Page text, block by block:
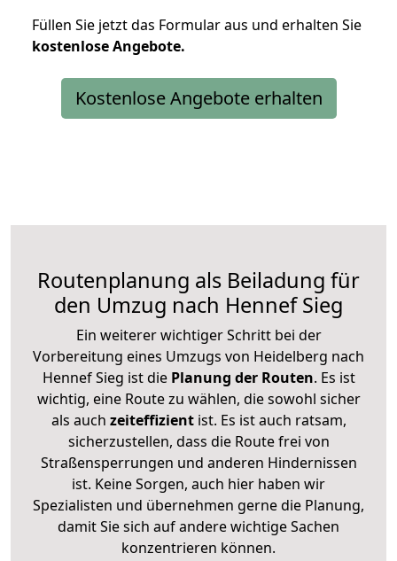
Füllen Sie jetzt das Formular aus und erhalten Sie
kostenloseAngebote.
Kostenlose Angebote erhalten
Routenplanung als Beiladung für
den Umzug nach Hennef Sieg
Ein weiterer wichtiger Schritt bei der
Vorbereitung eines Umzugs von Heidelberg nach
Hennef Sieg ist diePlanung der Routen. Es ist
wichtig, eine Route zu wählen, die sowohl sicher
als auch zeiteffizientist. Es ist auch ratsam,
sicherzustellen, dass die Route frei von
Straßensperrungen und anderen Hindernissen
ist. Keine Sorgen, auch hier haben wir
Spezialisten und übernehmen gerne die Planung,
damit Sie sich auf andere wichtige Sachen
konzentrieren können.